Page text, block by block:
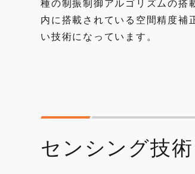
種の制振制御アルゴリズムの搭
内に搭載されている空間精度補
い技術になっています。
センシング技術